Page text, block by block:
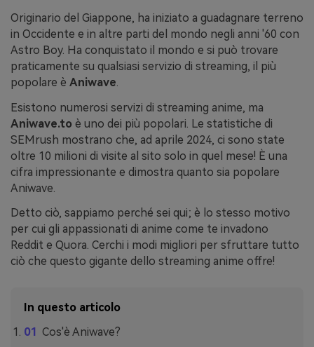
Originario del Giappone, ha iniziato a guadagnare terreno
in Occidente e in altre parti del mondo negli anni '60 con
Astro Boy. Ha conquistato il mondo e si può trovare
praticamente su qualsiasi servizio di streaming, il più
popolare è Aniwave
Esistono numerosi servizi di streaming anime, ma
Aniwave.to è uno dei più popolari. Le statistiche di
SEMrush mostrano che, ad aprile 2024, ci sono state
oltre 10 milioni di visite al sito solo in quel mese! È una
cifra impressionante e dimostra quanto sia popolare
Aniwave.
Detto ciò, sappiamo perché sei qui; è lo stesso motivo
per cui gli appassionati di anime come te invadono
Reddit e Quora. Cerchi i modi migliori per sfruttare tutto
ciò che questo gigante dello streaming anime offre!
In questo articolo
Cos'è Aniwave?